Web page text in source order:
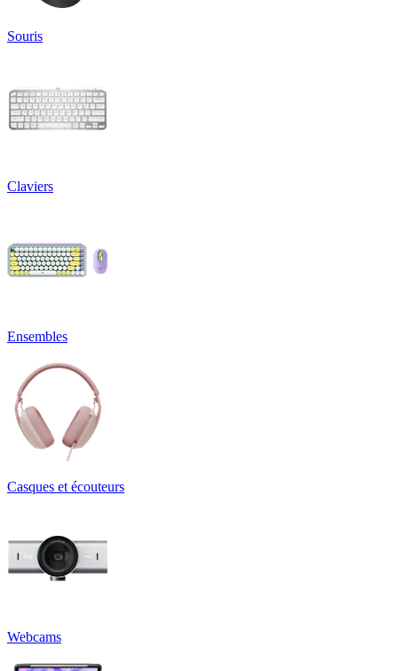
Souris
Claviers
Ensembles
Casques et écouteurs
Webcams